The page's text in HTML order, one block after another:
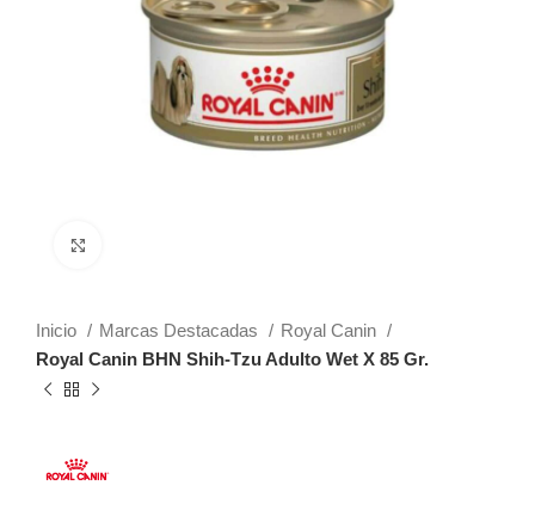
Inicio Marcas Destacadas
Royal Canin
Royal Canin BHN Shih-Tzu Adulto Wet X 85 Gr.